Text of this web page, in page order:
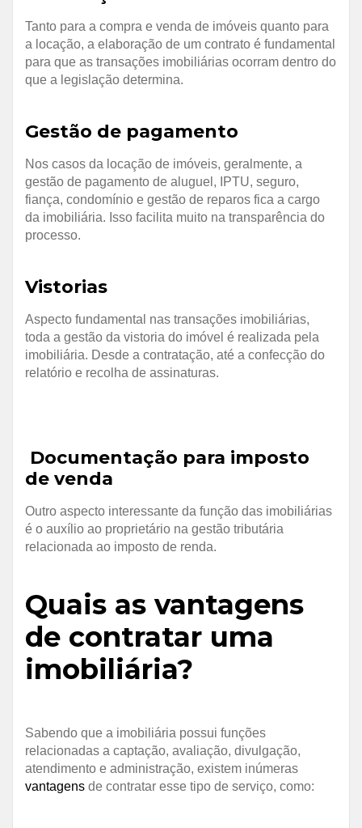
Tanto para a compra e venda de imóveis quanto para
a locação, a elaboração de um contrato é fundamental
para que as transações imobiliárias ocorram dentro do
que a legislação determina.
Gestão de pagamento
Nos casos da locação de imóveis, geralmente, a
gestão de pagamento de aluguel, IPTU, seguro,
fiança, condomínio e gestão de reparos fica a cargo
da imobiliária. Isso facilita muito na transparência do
processo.
Vistorias
Aspecto fundamental nas transações imobiliárias,
toda a gestão da vistoria do imóvel é realizada pela
imobiliária. Desde a contratação, até a confecção do
relatório e recolha de assinaturas.
Documentação para imposto
de venda
Outro aspecto interessante da função das imobiliárias
é o auxílio ao proprietário na gestão tributária
relacionada ao imposto de renda.
Quais as vantagens
de contratar uma
imobiliária?
Sabendo que a imobiliária possui funções
relacionadas a captação, avaliação, divulgação,
atendimento e administração, existem inúmeras
vantagens de contratar esse tipo de serviço, como: